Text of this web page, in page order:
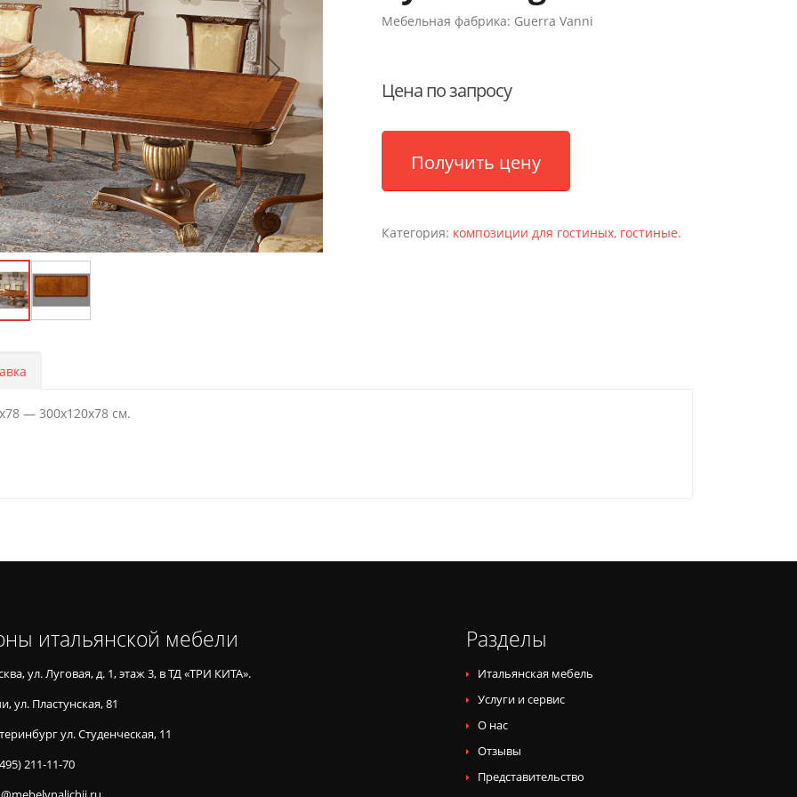
Мебельная фабрика: Guerra Vanni
Цена по запросу
Получить цену
Категория: композиции для гостиных, гостиные.
— 300х120х78 см.
итальянской мебели
ул. Луговая, д. 1, этаж 3, в ТД «ТРИ КИТА».
ул. Пластунская, 81
ул. Студенческая, 11
211-11-70
Разделы
Итальянская мебель
Услуги и сервис
О нас
Отзывы
Представительство